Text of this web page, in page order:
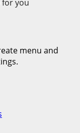
for you
menu and